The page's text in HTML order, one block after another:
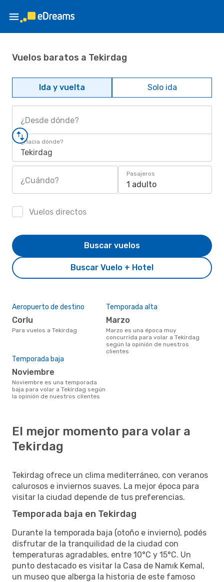
Vuelos baratos a Tekirdag
Ida y vuelta Solo ida
¿Desde dónde?
¿Hacia dónde?
Tekirdag
¿Cuándo?
Pasajeros
1 adulto
Vuelos directos
Buscar Vuelo + Hotel
Buscar vuelos
Aeropuerto de destino
Corlu
Para vuelos a Tekirdag
Temporada alta
marzo
marzo es una época muy
concurrida para volar a Tekirdag
según la opinión de nuestros
clientes
Temporada baja
noviembre
noviembre es una temporada
baja para volar a Tekirdag según
la opinión de nuestros clientes
El mejor momento para volar a
Tekirdag
Tekirdag ofrece un clima mediterráneo, con veranos
calurosos e inviernos suaves. La mejor época para
visitar la ciudad depende de tus preferencias.
Temporada baja en Tekirdag
Durante la temporada baja (otoño e invierno), podés
disfrutar de la tranquilidad de la ciudad con
temperaturas agradables, entre 10°C y 15°C. Un
punto destacado es visitar la Casa de Namık Kemal,
un museo que alberga la historia de este famoso